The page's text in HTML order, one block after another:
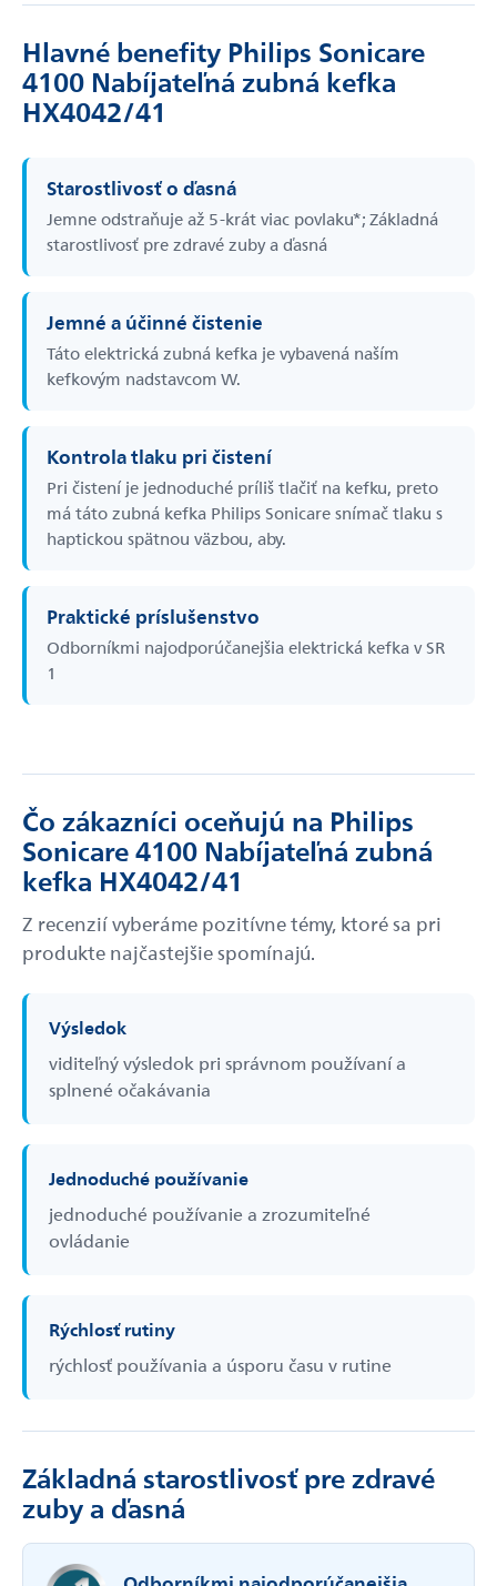
Hlavné benefity Philips Sonicare
4100 Nabíjateľná zubná kefka
HX4042/41
Starostlivosť o ďasná
Jemne odstraňuje až 5-­krát viac povlaku*; Základná
starostlivosť pre zdravé zuby a ďasná
Jemné a účinné čistenie
Táto elektrická zubná kefka je vybavená naším
kefkovým nadstavcom W.
Kontrola tlaku pri čistení
Pri čistení je jednoduché príliš tlačiť na kefku, preto
má táto zubná kefka Philips Sonicare snímač tlaku s
haptickou spätnou väzbou, aby.
Praktické príslušenstvo
Odborníkmi najodporúčanejšia elektrická kefka v SR
1
Čo zákazníci oceňujú na Philips
Sonicare 4100 Nabíjateľná zubná
kefka HX4042/41
Z recenzií vyberáme pozitívne témy, ktoré sa pri
produkte najčastejšie spomínajú.
Výsledok
viditeľný výsledok pri správnom používaní a
splnené očakávania
Jednoduché používanie
jednoduché používanie a zrozumiteľné
ovládanie
Rýchlosť rutiny
rýchlosť používania a úsporu času v rutine
Základná starostlivosť pre zdravé
zuby a ďasná